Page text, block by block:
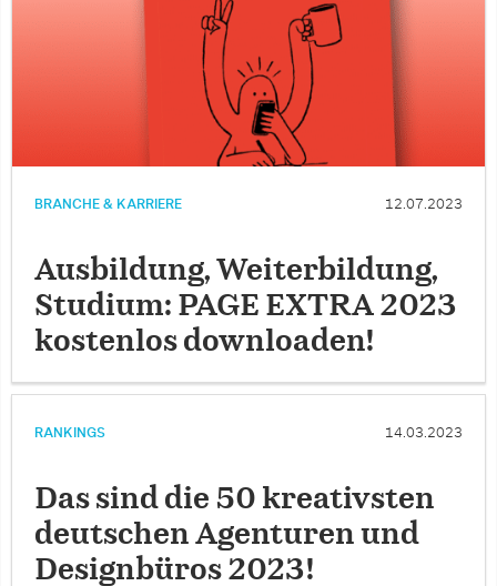
BRANCHE & KARRIERE 12.07.2023
Ausbildung, Weiterbildung,
Studium: PAGE EXTRA 2023
kostenlos downloaden!
RANKINGS 14.03.2023
Das sind die 50 kreativsten
deutschen Agenturen und
Designbüros 2023!